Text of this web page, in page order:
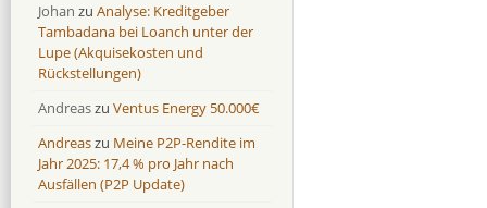
Omaraha
16,4 %
Omaraha
18,0 %
Johan zu Analyse: Kreditgeber
Tambadana bei Loanch unter der
Lupe (Akquisekosten und
Rückstellungen)
Andreaszu Ventus Energy 50.000€
Andreaszu Meine P2P-Rendite im
Jahr 2025: 17,4 % pro Jahr nach
Ausfällen (P2P Update)